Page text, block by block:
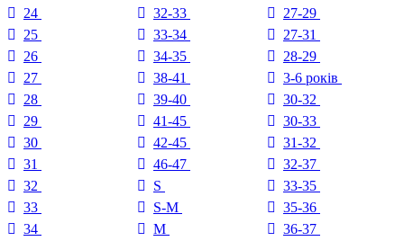
24
25
26
27
28
29
30
31
32
33
34
32-33
33-34
34-35
38-41
39-40
41-45
42-45
46-47
S
S-M
M
27-29
27-31
28-29
3-6 років
30-32
30-33
31-32
32-37
33-35
35-36
36-37